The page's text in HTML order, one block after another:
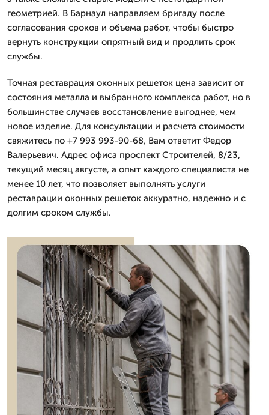
геометрией. В Барнаул направляем бригаду после
согласования сроков и объема работ, чтобы быстро
вернуть конструкции опрятный вид и продлить срок
службы.
Точная реставрация оконных решеток цена зависит от
состояния металла и выбранного комплекса работ, но в
большинстве случаев восстановление выгоднее, чем
новое изделие. Для консультации и расчета стоимости
свяжитесь по +7 993 993-90-68, Вам ответит Федор
Валерьевич. Адрес офиса проспект Строителей, 8/23,
текущий месяц августе, а опыт каждого специалиста не
менее 10 лет, что позволяет выполнять услуги
реставрации оконных решеток аккуратно, надежно и с
долгим сроком службы.